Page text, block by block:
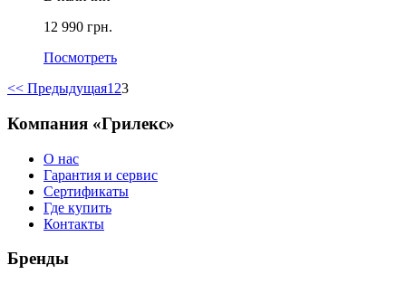
12 990 грн.
Посмотреть
<< Предыдущая1 23
Компания «Грилекс»
О нас
Гарантия и сервис
Сертификаты
Где купить
Контакты
Бренды